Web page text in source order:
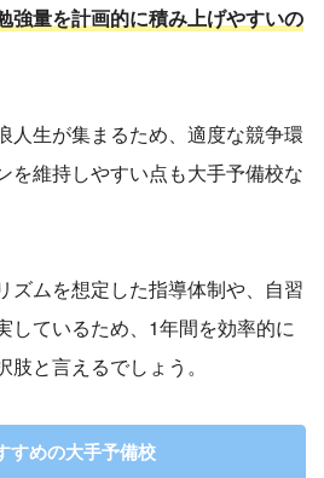
強量を計画的に積み上げやすいの
人生が集まるため、適度な競争環
を維持しやすい点も大手予備校な
ズムを想定した指導体制や、自習
しているため、1年間を効率的に
と言えるでしょう。
すめの大手予備校